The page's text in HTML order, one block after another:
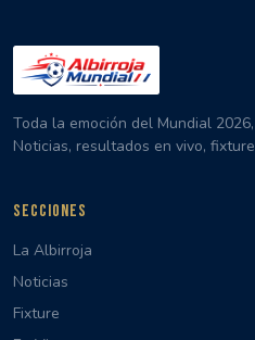
Toda la emoción del Mundial
Noticias, resultados en vivo,
SECCIONES
La Albirroja
Noticias
Fixture